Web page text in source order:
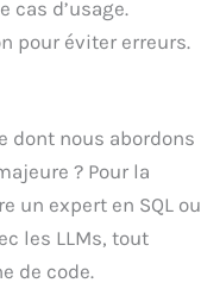
cas d’usage.
pour éviter erreurs.
dont nous abordons
? Pour la
un expert en SQL ou
les LLMs, tout
de code.